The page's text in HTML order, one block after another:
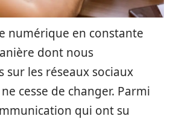
numérique en constante
dont nous
sur les réseaux sociaux
cesse de changer. Parmi
qui ont su